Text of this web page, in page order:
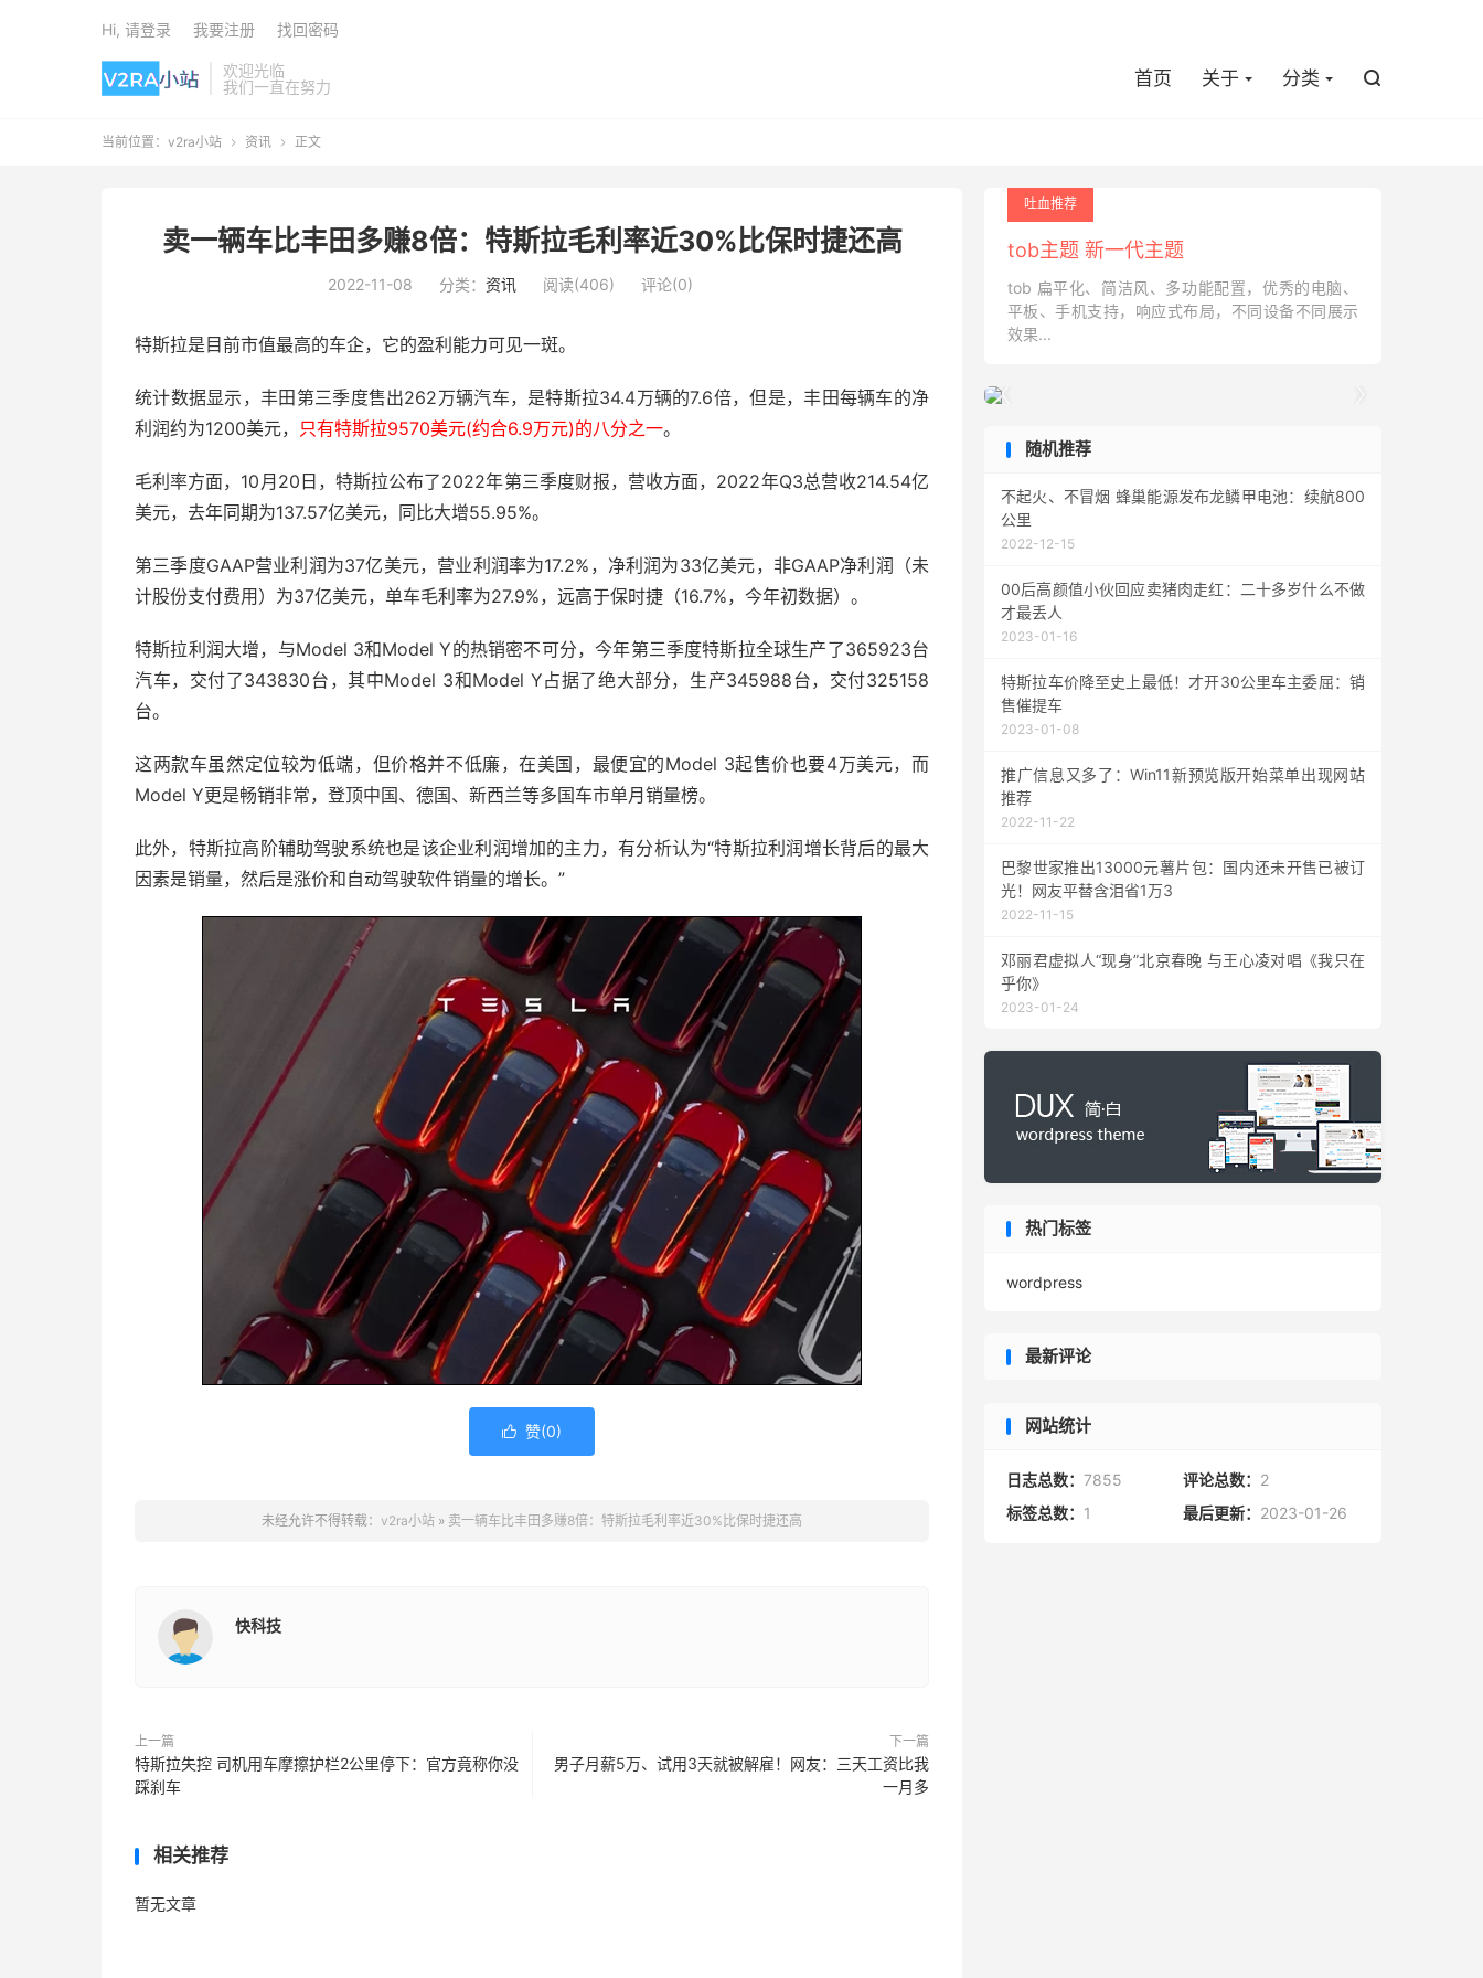
欢迎光临
我们一直在努力
首页 关于 分类 
Hi, 请登录 我要注册 找回密码
当前位置： v2ra小站  资讯  正文
卖一辆车比丰田多赚8倍：特斯拉毛利率近30%比保时捷还高
2022-11-08 分类： 资讯 阅读(406) 评论(0)
特斯拉是目前市值最高的车企，它的盈利能力可见一斑。
统计数据显示，丰田第三季度售出262万辆汽车，是特斯拉34.4万辆的7.6倍，但是，丰田每辆车的净
利润约为1200美元， 只有特斯拉9570美元(约合6.9万元)的八分之一。
毛利率方面，10月20日，特斯拉公布了2022年第三季度财报，营收方面，2022年Q3总营收214.54亿
美元，去年同期为137.57亿美元，同比大增55.95%。
第三季度GAAP营业利润为37亿美元，营业利润率为17.2%，净利润为33亿美元，非GAAP净利润（未
计股份支付费用）为37亿美元，单车毛利率为27.9%，远高于保时捷（16.7%，今年初数据）。
特斯拉利润大增，与Model 3和Model Y的热销密不可分，今年第三季度特斯拉全球生产了365923台
汽车，交付了343830台，其中Model 3和Model Y占据了绝大部分，生产345988台，交付325158
台。
这两款车虽然定位较为低端，但价格并不低廉，在美国，最便宜的Model 3起售价也要4万美元，而
Model Y更是畅销非常，登顶中国、德国、新西兰等多国车市单月销量榜。
此外，特斯拉高阶辅助驾驶系统也是该企业利润增加的主力，有分析认为“特斯拉利润增长背后的最大
因素是销量，然后是涨价和自动驾驶软件销量的增长。”
 赞(0)
未经允许不得转载： v2ra小站 » 卖一辆车比丰田多赚8倍：特斯拉毛利率近30%比保时捷还高
快科技
上一篇
特斯拉失控 司机用车摩擦护栏2公里停下：官方竟称你没
踩刹车
下一篇
男子月薪5万、试用3天就被解雇！网友：三天工资比我
一月多
相关推荐
暂无文章
吐血推荐
tob主题 新一代主题
tob 扁平化、简洁风、多功能配置，优秀的电脑、
平板、手机支持，响应式布局，不同设备不同展示
效果...

随机推荐
不起火、不冒烟 蜂巢能源发布龙鳞甲电池：续航800
公里
2022-12-15
00后高颜值小伙回应卖猪肉走红：二十多岁什么不做
才最丢人
2023-01-16
特斯拉车价降至史上最低！才开30公里车主委屈：销
售催提车
2023-01-08
推广信息又多了：Win11新预览版开始菜单出现网站
推荐
2022-11-22
巴黎世家推出13000元薯片包：国内还未开售已被订
光！网友平替含泪省1万3
2022-11-15
邓丽君虚拟人“现身”北京春晚 与王心凌对唱《我只在
乎你》
2023-01-24
热门标签
wordpress
最新评论
网站统计
日志总数： 7855 评论总数： 2
标签总数： 1 最后更新： 2023-01-26